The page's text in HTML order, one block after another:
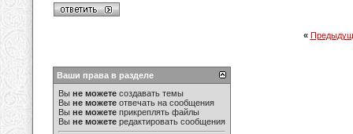
«
Ваши права в разделе
Вы не можете создавать темы
Вы не можете отвечать на сообщения
Вы не можете прикреплять файлы
Вы не можете редактировать сообщения